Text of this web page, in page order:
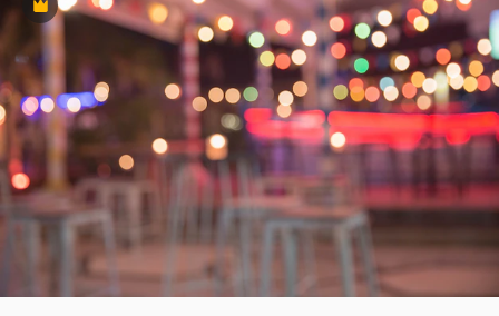
Premium